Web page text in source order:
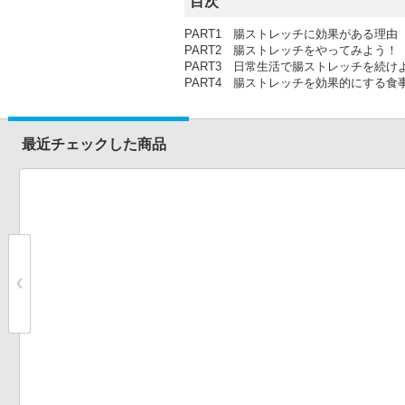
PART1 腸ストレッチに効果がある理由
PART2 腸ストレッチをやってみよう！
PART3 日常生活で腸ストレッチを続け
PART4 腸ストレッチを効果的にする食
最近チェックした商品